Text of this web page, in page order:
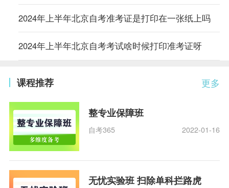
2024年上半年北京自考准考证是打印在一张纸上吗
2024年上半年北京自考考试啥时候打印准考证呀
更多
课程推荐
整专业保障班
自考365 2022-01-16
无忧实验班 扫除单科拦路虎